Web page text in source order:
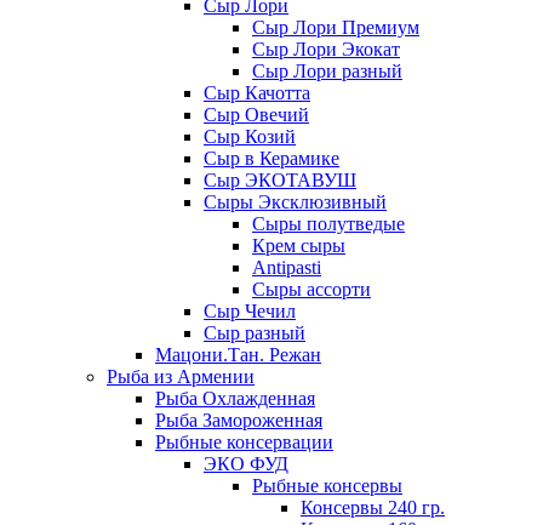
Сыр Лори
Сыр Лори Премиум
Сыр Лори Экокат
Сыр Лори разный
Сыр Качотта
Сыр Овечий
Сыр Козий
Сыр в Керамике
Сыр ЭКОТАВУШ
Сыры Эксклюзивный
Сыры полутведые
Крем сыры
Antipasti
Сыры ассорти
Сыр Чечил
Сыр разный
Мацони.Тан. Режан
Рыба из Армении
Рыба Охлажденная
Рыба Замороженная
Рыбные консервации
ЭКО ФУД
Рыбные консервы
Консервы 240 гр.